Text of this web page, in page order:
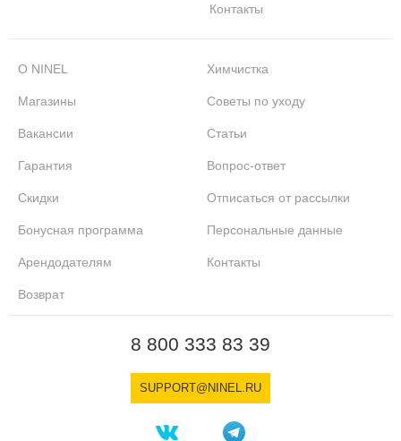
Контакты
О NINEL
Магазины
Вакансии
Гарантия
Скидки
Бонусная программа
Арендодателям
Возврат
Химчистка
Советы по уходу
Статьи
Вопрос-ответ
Отписаться от рассылки
Персональные данные
Контакты
8 800 333 83 39
SUPPORT@NINEL.RU